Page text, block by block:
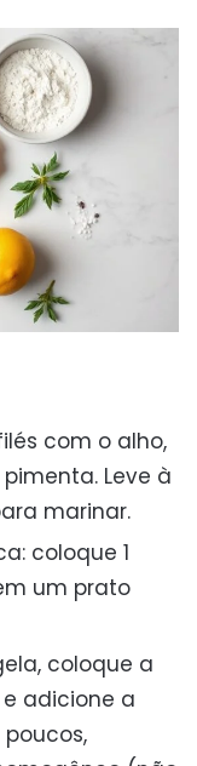
com o alho,
Leve à
marinar.
coloque 1
um prato
coloque a
adicione a